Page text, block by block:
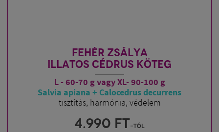
FEHÉR ZSÁLYA
ILLATOS CÉDRUS KÖTEG
L - 60-70 g vagy XL- 90-100 g
Salvia apiana + Calocedrus decurrens
tisztítás, harmónia, védelem
4.990 FT-tól